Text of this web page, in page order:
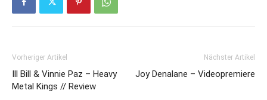
Vorheriger Artikel
Ill Bill & Vinnie Paz – Heavy
Metal Kings // Review
Nächster Artikel
Joy Denalane – Videopremiere